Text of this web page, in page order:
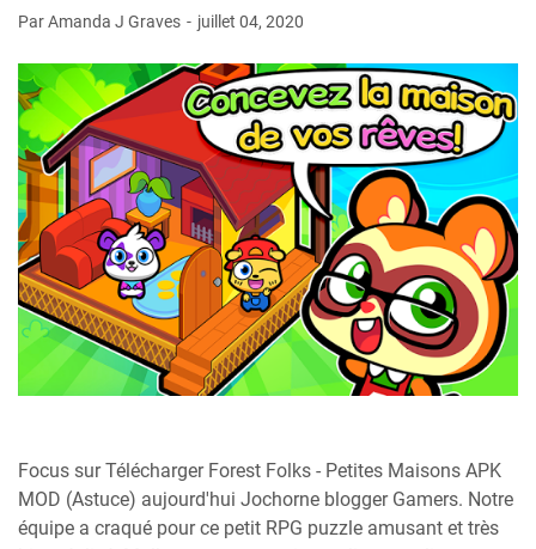
Par Amanda J Graves juillet 04, 2020
Focus sur Télécharger Forest Folks - Petites Maisons APK
MOD (Astuce) aujourd'hui Jochorne blogger Gamers. Notre
équipe a craqué pour ce petit RPG puzzle amusant et très